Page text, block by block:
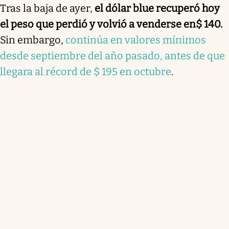
Tras la baja de ayer, el dólar blue recuperó hoy
el peso que perdió y volvió a venderse en$ 140.
Sin embargo, continúa en valores mínimos
desde septiembre del año pasado, antes de que
llegara al récord de $ 195 en octubre.